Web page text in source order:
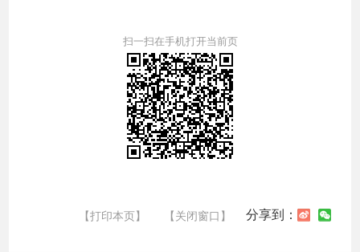
扫一扫在手机打开当前页
【打印本页】 【关闭窗口】 分享到：